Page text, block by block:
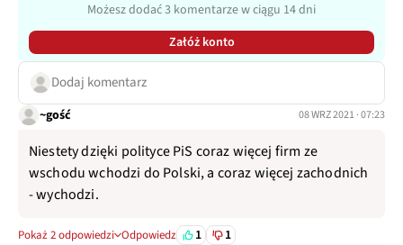
Możesz dodać 3 komentarze w ciągu 14 dni
Załóż konto
Dodaj komentarz
~gość 08 WRZ 2021 · 07:23
Niestety dzięki polityce PiS coraz więcej firm ze
wschodu wchodzi do Polski, a coraz więcej zachodnich
- wychodzi.
Pokaż 2 odpowiedzi Odpowiedz 1 1